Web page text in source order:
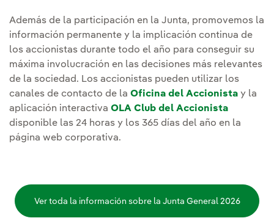
Además de la participación en la Junta, promovemos la
información permanente y la implicación continua de
los accionistas durante todo el año para conseguir su
máxima involucración en las decisiones más relevantes
de la sociedad. Los accionistas pueden utilizar los
canales de contacto de la Oficina del Accionista y la
aplicación interactiva OLA Club del Accionista
disponible las 24 horas y los 365 días del año en la
página web corporativa.
Ver toda la información sobre la Junta General 2026